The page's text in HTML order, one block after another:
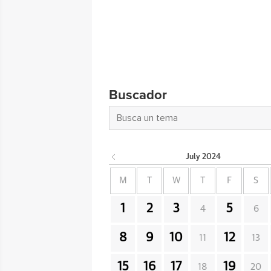
Buscador
July 2024
M W F S
1 2 3 4 5 6
8 9 10 11 12 13
15 16 17 18 19 20